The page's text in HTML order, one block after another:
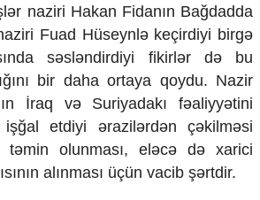
Zəfəri
naziri Hakan Fidanın Bağdadda
Fuad Hüseynlə keçirdiyi birgə
səsləndirdiyi fikirlər də bu
bir daha ortaya qoydu. Nazir
İraq və Suriyadakı fəaliyyətini
işğal etdiyi ərazilərdən çəkilməsi
təmin olunması, eləcə də xarici
alınması üçün vacib şərtdir.